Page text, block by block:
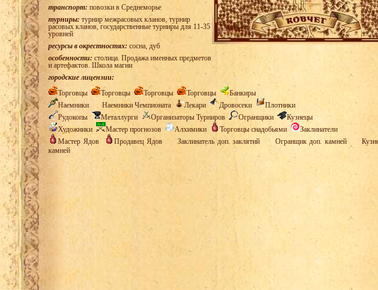
транспорт: повозки в Среднеморье
турниры: турнир межрасовых кланов, турнир
расовых кланов, государственные турниры для 11-35
уровней
ресурсы в окрестностях: сосна, дуб
особенности: столица. Продажа именных предметов
и артефактов. Школа магии
городские лицензии:
Торговцы
Торговцы Торговцы Торговцы
Банкиры
Наемники
Наемники Чемпионата Лекари Дровосеки
Плотники
Рудокопы
Металлурги Организаторы Турниров Огранщики
Кузнецы
Художники
Мастер прогнозов Алхимики Торговцы снадобьями
Заклинатели
Мастер Ядов
Продавец Ядов Заклинатель доп. заклятий Огранщик доп. камней
камней